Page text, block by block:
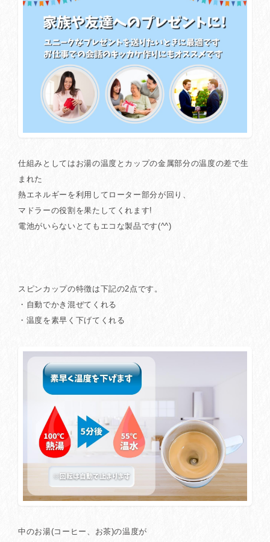
仕組みとしてはお湯の温度とカップの金属部分の温度の差で生
まれた
熱エネルギーを利用してローター部分が回り、
マドラーの役割を果たしてくれます!
電池がいらないとてもエコな製品です(^^)
スピンカップの特徴は下記の2点です。
・自動でかき混ぜてくれる
・温度を素早く下げてくれる
中のお湯(コーヒー、お茶)の温度が